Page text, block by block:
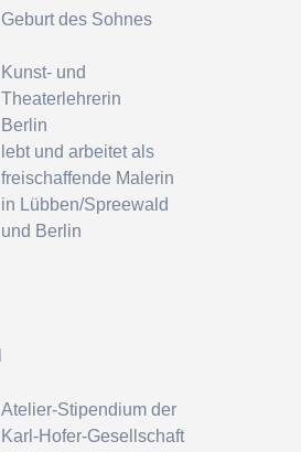
Geburt des Sohnes
Kunst- und
Theaterlehrerin
Berlin
lebt und arbeitet als
freischaffende Malerin
in Lübben/Spreewald
und Berlin
Atelier-Stipendium der
Karl-Hofer-Gesellschaft